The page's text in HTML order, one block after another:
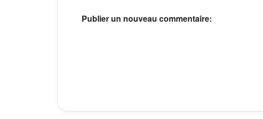
Publier un nouveau commentaire: